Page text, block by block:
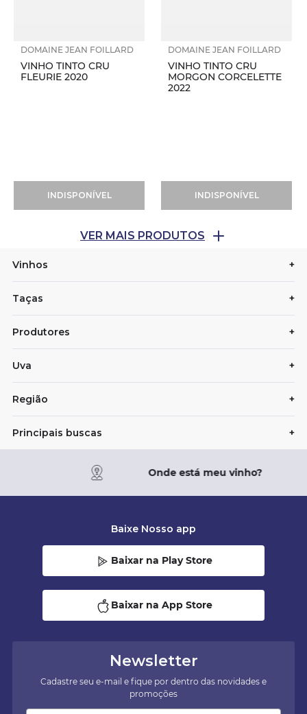
DOMAINE JEAN FOILLARD
VINHO TINTO CRU
FLEURIE 2020
INDISPONÍVEL
DOMAINE JEAN FOILLARD
VINHO TINTO CRU
MORGON CORCELETTE
2022
INDISPONÍVEL
Vinhos +
Taças +
Produtores +
Uva +
Região +
Principais buscas +
Onde está meu vinho?
Newsletter
Cadastre seu e-mail e fique por dentro das novidades e
promoções
Baixe Nosso app
Baixar na Play Store
Baixar na App Store